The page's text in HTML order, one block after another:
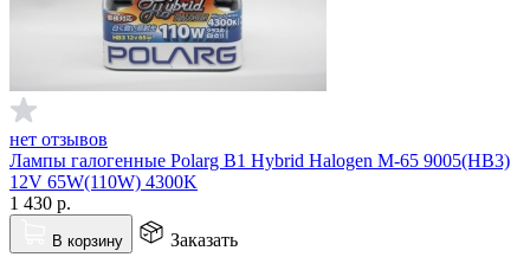
нет отзывов
Лампы галогенные Polarg B1 Hybrid Halogen M-65 9005(HB3)
12V 65W(110W) 4300K
1 430 р.
В корзину Заказать